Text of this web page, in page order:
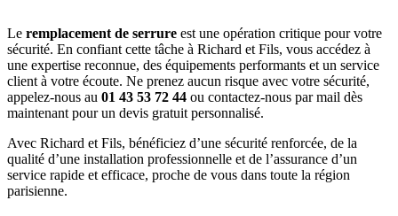
Le remplacement de serrure est une opération critique pour votre
sécurité. En confiant cette tâche à Richard et Fils, vous accédez à
une expertise reconnue, des équipements performants et un service
client à votre écoute. Ne prenez aucun risque avec votre sécurité,
appelez-nous au 01 43 53 72 44 ou contactez-nous par mail dès
maintenant pour un devis gratuit personnalisé.
Avec Richard et Fils, bénéficiez d’une sécurité renforcée, de la
qualité d’une installation professionnelle et de l’assurance d’un
service rapide et efficace, proche de vous dans toute la région
parisienne.